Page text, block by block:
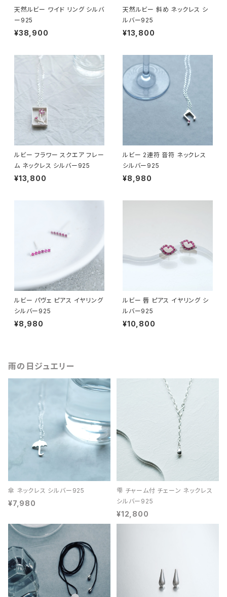
天然ルビー ワイド リング シルバ
ー925
¥38,900
天然ルビー 斜め ネックレス シ
ルバー925
¥13,800
ルビー フラワー スクエア フレー
ム ネックレス シルバー925
¥13,800
ルビー 2連符 音符 ネックレス
シルバー925
¥8,980
ルビー パヴェ ピアス イヤリング
シルバー925
¥8,980
ルビー 唇 ピアス イヤリング シ
ルバー925
¥10,800
雨の日ジュエリー
傘 ネックレス シルバー925
¥7,980
雫 チャーム付 チェーン ネックレス
シルバー925
¥12,800